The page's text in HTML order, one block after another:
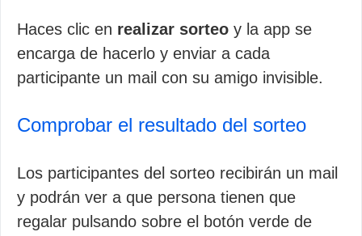
Haces clic en realizar sorteo y la app se
encarga de hacerlo y enviar a cada
participante un mail con su amigo invisible.
Comprobar el resultado del sorteo
Los participantes del sorteo recibirán un mail
y podrán ver a que persona tienen que
regalar pulsando sobre el botón verde de